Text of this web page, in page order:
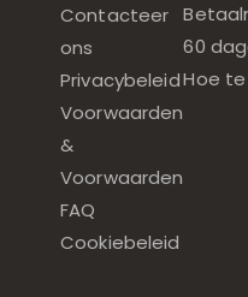
Contacteer
ons
Privacybeleid
Voorwaarden
&
Voorwaarden
FAQ
Cookiebeleid
60
Hoe